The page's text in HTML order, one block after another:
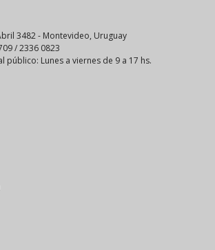
3482 - Montevideo, Uruguay
/ 2336 0823
público: Lunes a viernes de 9 a 17 hs.